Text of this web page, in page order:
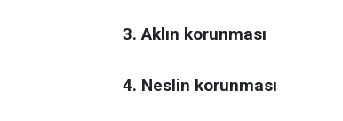
3. Aklın korunması
4. Neslin korunması